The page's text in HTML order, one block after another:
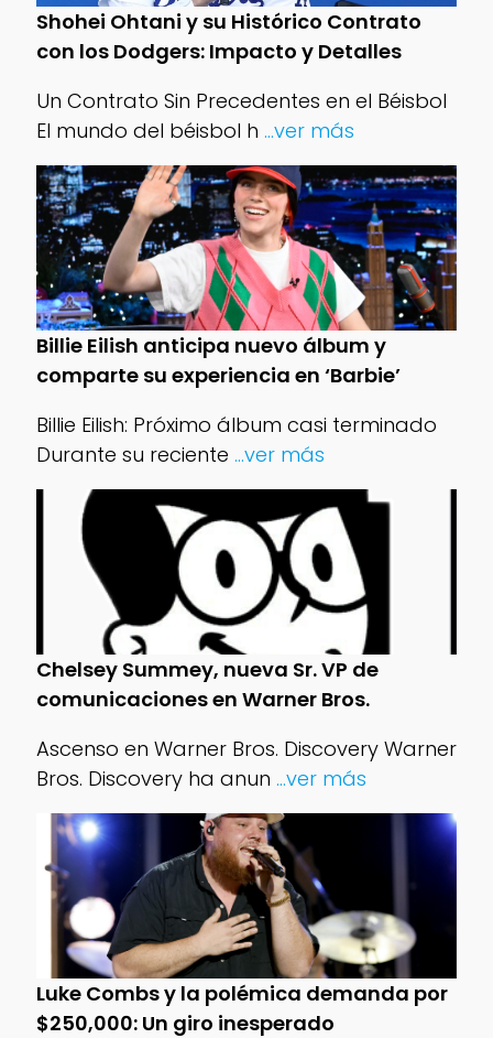
Shohei Ohtani y su Histórico Contrato
con los Dodgers: Impacto y Detalles
Un Contrato Sin Precedentes en el Béisbol
El mundo del béisbol h ...ver más
Billie Eilish anticipa nuevo álbum y
comparte su experiencia en ‘Barbie’
Billie Eilish: Próximo álbum casi terminado
Durante su reciente ...ver más
Chelsey Summey, nueva Sr. VP de
comunicaciones en Warner Bros.
Ascenso en Warner Bros. Discovery Warner
Bros. Discovery ha anun ...ver más
Luke Combs y la polémica demanda por
$250,000: Un giro inesperado